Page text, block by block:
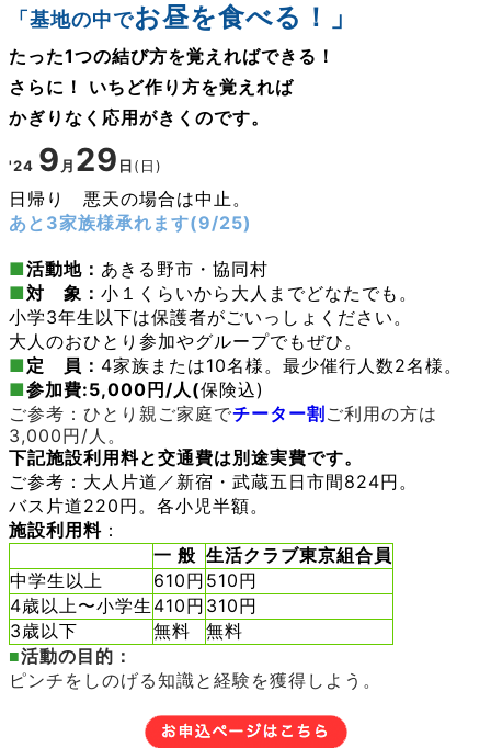
「基地の中でお昼を食べる ！」
たった1つの結び方を覚えればできる！
さらに！ いちど作り方を覚えれば
かぎりなく応用がきくのです。
'24 9 月 29 日(日)
日帰り 悪天の場合は中止。
あと3家族様承れます(9/25)
■活動地： あきる野市・協同村
■対 象： 小１くらいから大人までどなたでも。
小学3年生以下は保護者がごいっしょください。
大人のおひとり参加やグループでもぜひ。
■ 定 員： 4家族または10名様。最少催行人数2名様。
■参加費:5,000 円/人(保険込)
ご参考：ひとり親ご家庭でチーター割 ご利用の方は
3,000円/人。
下記施設利用料と交通費は別途実費です。
ご参考：大人片道／新宿・武蔵五日市間824円。
バス片道220円。各小児半額。
施設利用料 ：
一 般 生活クラブ東京組合員
中学生以上
610円 510円
4歳以上〜小学生 410円 310円
3歳以下
無料 無料
■活動の目的：
ピンチをしのげる知識と経験を獲得しよう。